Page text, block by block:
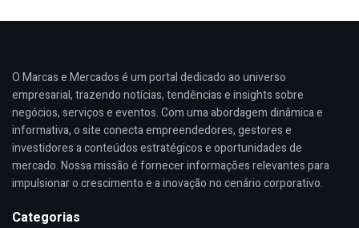
O Marcas e Mercados é um portal dedicado ao universo
empresarial, trazendo notícias, tendências e insights sobre
negócios, serviços e eventos. Com uma abordagem dinâmica e
informativa, o site conecta empreendedores, gestores e
investidores a conteúdos estratégicos e oportunidades de
mercado. Nossa missão é fornecer informações relevantes para
impulsionar o crescimento e a inovação no cenário corporativo.
Categorias